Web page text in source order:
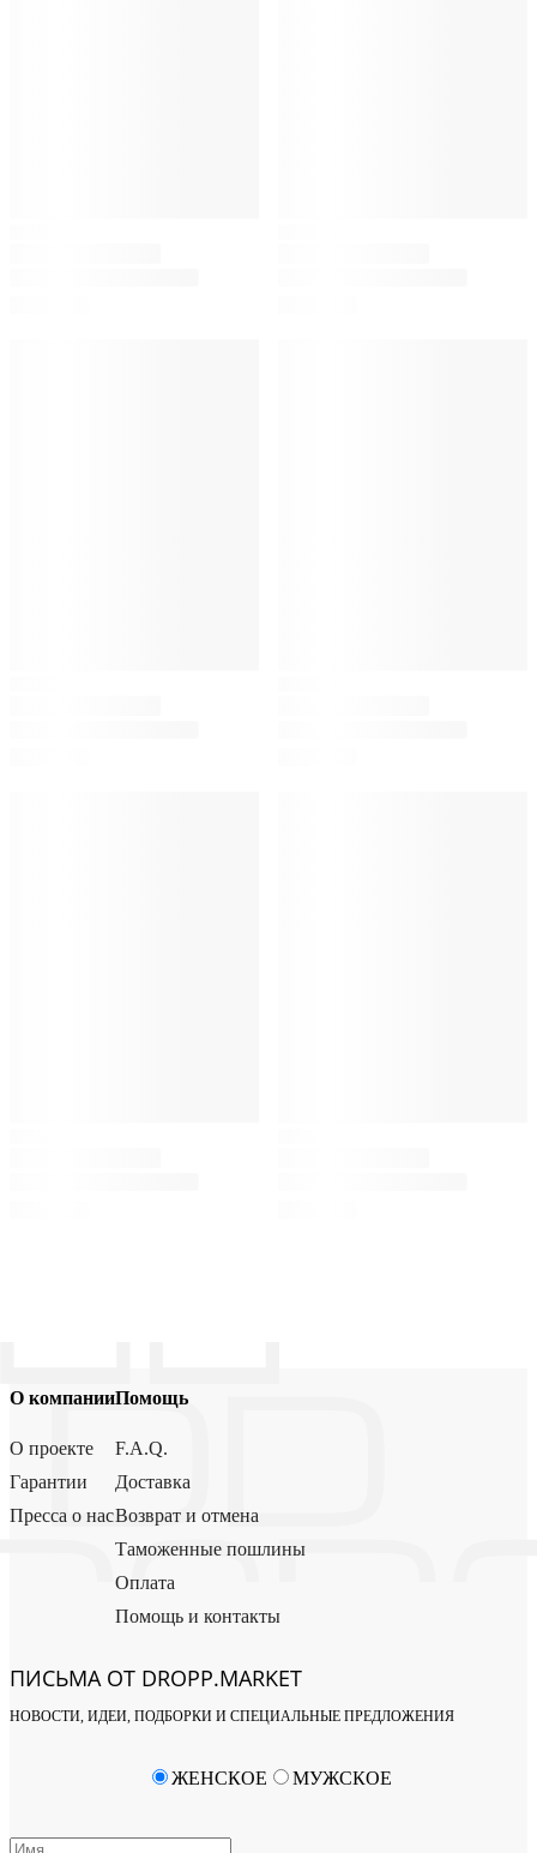
О компании
О проекте
Гарантии
Пресса о нас
Помощь
F.A.Q.
Доставка
Возврат и отмена
Таможенные пошлины
Оплата
Помощь и контакты
ПИСЬМА ОТ DROPP.MARKET
НОВОСТИ, ИДЕИ, ПОДБОРКИ И СПЕЦИАЛЬНЫЕ ПРЕДЛОЖЕНИЯ
ЖЕНСКОЕ МУЖСКОЕ